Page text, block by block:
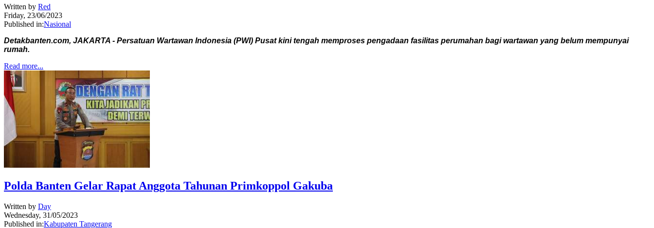
Written by Red
Friday, 23/06/2023
Published in:Nasional
Detakbanten.com, JAKARTA - Persatuan Wartawan Indonesia (PWI) Pusat kini tengah memproses pengadaan fasilitas perumahan bagi wartawan yang belum mempunyai
rumah.
Read more...
Polda Banten Gelar Rapat Anggota Tahunan Primkoppol Gakuba
Written by Day
Wednesday, 31/05/2023
Published in:Kabupaten Tangerang